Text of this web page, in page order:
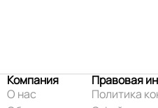
Компания
О нас
Правовая
Политика